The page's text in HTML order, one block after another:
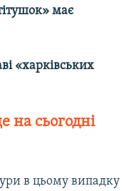
має
«харківських
на сьогодні
в цьому випадку